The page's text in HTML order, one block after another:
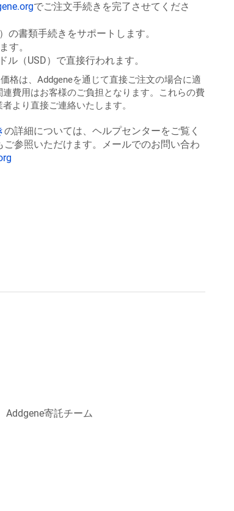
でご注文手続きを完了させてくださ
の書類手続きをサポートします。
す。
（USD）で直接行われます。
格は、Addgeneを通じて直接ご注文の場合に適
費用はお客様のご負担となります。これらの費
より直接ご連絡いたします。
の詳細については、ヘルプセンターをご覧く
ご参照いただけます。メールでのお問い合わ
Addgene寄託チーム